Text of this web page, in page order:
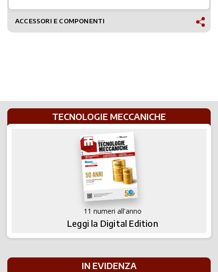
ACCESSORI E COMPONENTI
TECNOLOGIE MECCANICHE
11 numeri all'anno
Leggi la Digital Edition
IN EVIDENZA